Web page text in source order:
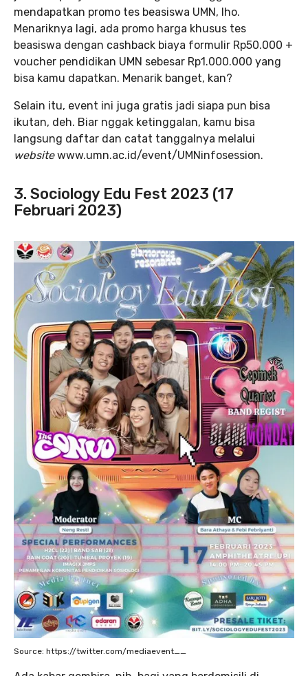
mendapatkan promo tes beasiswa UMN, lho.
Menariknya lagi, ada promo harga khusus tes
beasiswa dengan cashback biaya formulir Rp50.000 +
voucher pendidikan UMN sebesar Rp1.000.000 yang
bisa kamu dapatkan. Menarik banget, kan?
Selain itu, event ini juga gratis jadi siapa pun bisa
ikutan, deh. Biar nggak ketinggalan, kamu bisa
langsung daftar dan catat tanggalnya melalui
websitewww.umn.ac.id/event/UMNinfosession.
3. Sociology Edu Fest 2023 (17
Februari 2023)
Source: https://twitter.com/mediaevent__